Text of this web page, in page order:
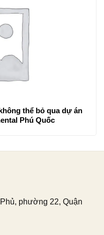
thể bỏ qua dự án
Phú Quốc
phường 22, Quận